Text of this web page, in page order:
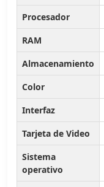
Procesador
RAM
Almacenamiento
Color
Interfaz
Tarjeta de Video
Sistema
operativo